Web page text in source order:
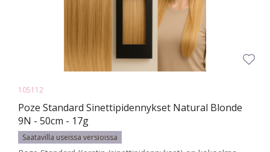
105112
Poze Standard Sinettipidennykset Natural Blonde
9N - 50cm - 17g
Saatavilla useissa versioissa